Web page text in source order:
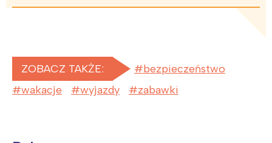
ZOBACZ TAKŻE:
bezpieczeństwo
wakacje
wyjazdy zabawki